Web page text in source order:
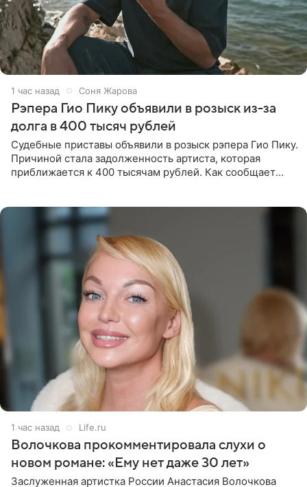
1 час назад Соня Жарова
Рэпера Гио Пику объявили в розыск из-за
долга в 400 тысяч рублей
Судебные приставы объявили в розыск рэпера Гио Пику.
Причиной стала задолженность артиста, которая
приближается к 400 тысячам рублей. Как сообщает
1 час назад Life.ru
Волочкова прокомментировала слухи о
новом романе: «Ему нет даже 30 лет»
Заслуженная артистка России Анастасия Волочкова